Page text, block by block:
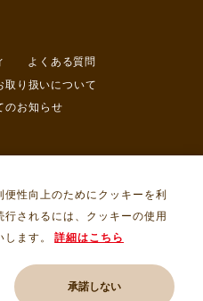
性向上のためにクッキーを利
されるには、クッキーの使用
ます。
詳細はこちら
承諾しない
よくある質問
取り扱いについて
のお知らせ